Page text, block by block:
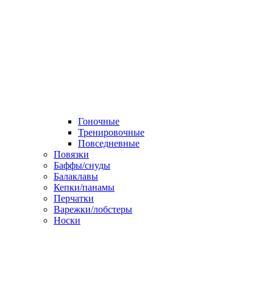
Гоночные
Тренировочные
Повседневные
Повязки
Баффы/снуды
Балаклавы
Кепки/панамы
Перчатки
Варежки/лобстеры
Носки